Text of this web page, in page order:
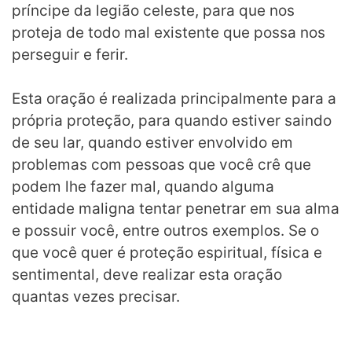
príncipe da legião celeste, para que nos
proteja de todo mal existente que possa nos
perseguir e ferir.
Esta oração é realizada principalmente para a
própria proteção, para quando estiver saindo
de seu lar, quando estiver envolvido em
problemas com pessoas que você crê que
podem lhe fazer mal, quando alguma
entidade maligna tentar penetrar em sua alma
e possuir você, entre outros exemplos. Se o
que você quer é proteção espiritual, física e
sentimental, deve realizar esta oração
quantas vezes precisar.